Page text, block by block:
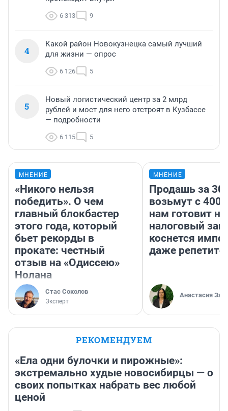
6 313 9
4
Какой район Новокузнецка самый лучший
для жизни — опрос
6 126 5
5
Новый логистический центр за 2 млрд
рублей и мост для него отстроят в Кузбассе
— подробности
6 115 5
МНЕНИЕ
«Никого нельзя
победить». О чем
главный блокбастер
этого года, который
бьет рекорды в
прокате: честный
отзыв на «Одиссею»
Нолана
Стас Соколов
Эксперт
МНЕНИЕ
Продашь за
возьмут с
нам готовит
налоговый
коснется
даже
Анастасия
РЕКОМЕНДУЕМ
«Ела одни булочки и пирожные»:
экстремально худые новосибирцы — о
своих попытках набрать вес любой
ценой